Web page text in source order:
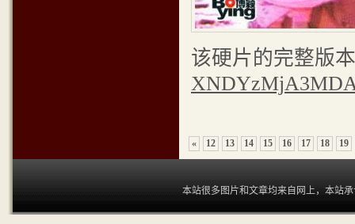
该硬片的完整版
« 12 13 14 15 16 17 18 19
本站很多图片和文章均来自网上，本站